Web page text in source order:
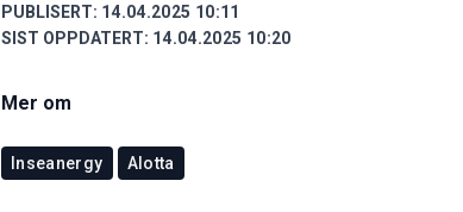
PUBLISERT: 14.04.2025 10:11
SIST OPPDATERT: 14.04.2025 10:20
Mer om
Inseanergy Alotta